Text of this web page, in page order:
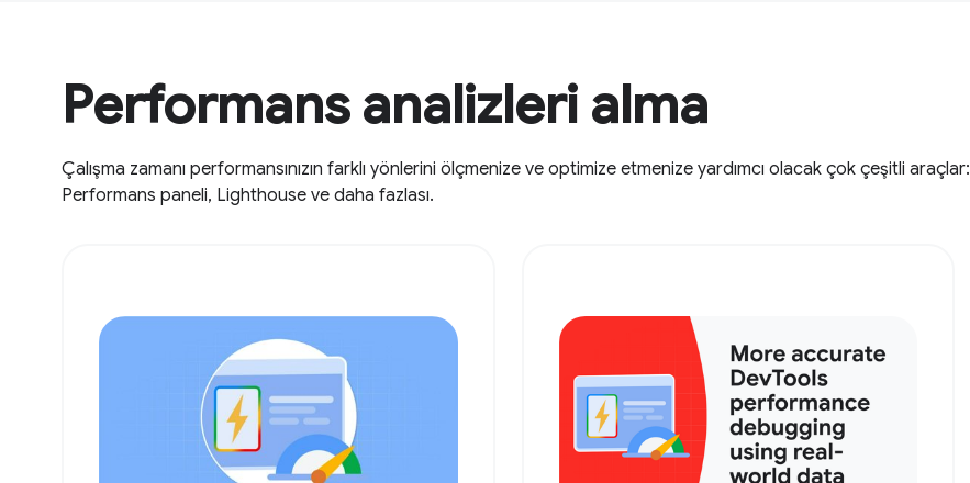
Performans analizleri alma
Çalışma zamanı performansınızın farklı yönlerini ölçmenize ve optimize etmenize yardımcı olacak çok çeşitli araçlar:
Performans paneli, Lighthouse ve daha fazlası.